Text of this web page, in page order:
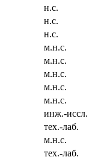
н.с.
н.с.
н.с.
м.н.с.
м.н.с.
м.н.с.
м.н.с.
м.н.с.
инж.-иссл.
тех.-лаб.
м.н.с.
тех.-лаб.